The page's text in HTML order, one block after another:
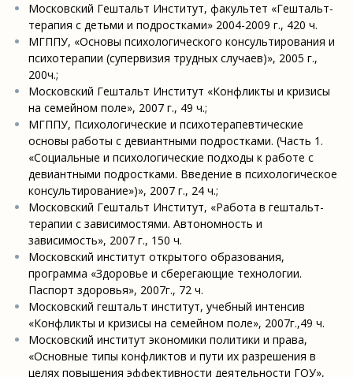
Московский Гештальт Институт, факультет «Гештальт-
терапия с детьми и подростками» 2004-2009 г., 420 ч.
МГППУ, «Основы психологического консультирования и
психотерапии (супервизия трудных случаев)», 2005 г.,
200ч.;
Московский Гештальт Институт «Конфликты и кризисы
на семейном поле», 2007 г., 49 ч.;
МГППУ, Психологические и психотерапевтические
основы работы с девиантными подростками. (Часть 1.
«Социальные и психологические подходы к работе с
девиантными подростками. Введение в психологическое
консультирование»)», 2007 г., 24 ч.;
Московский Гештальт Институт, «Работа в гештальт-
терапии с зависимостями. Автономность и
зависимость», 2007 г., 150 ч.
Московский институт открытого образования,
программа «Здоровье и сберегающие технологии.
Паспорт здоровья», 2007г., 72 ч.
Московский гештальт институт, учебный интенсив
«Конфликты и кризисы на семейном поле», 2007г.,49 ч.
Московский институт экономики политики и права,
«Основные типы конфликтов и пути их разрешения в
целях повышения эффективности деятельности ГОУ»,